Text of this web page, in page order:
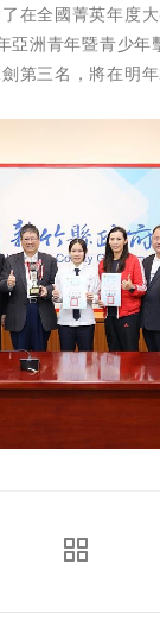
在全國菁英年度
洲青年暨青少年
第三名，將在明